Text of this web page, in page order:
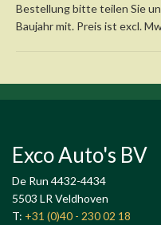
Bestellung bitte teilen Sie
Baujahr mit. Preis ist excl.
Exco Auto's BV
De Run 4432-4434
5503 LR Veldhoven
T: +31 (0)40 - 230 02 18